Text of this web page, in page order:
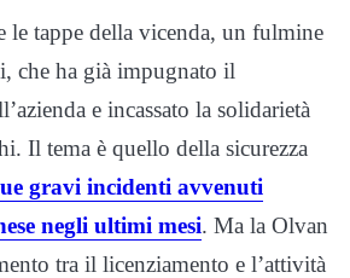
le tappe della vicenda, un fulmine
che ha già impugnato il
e incassato la solidarietà
Il tema è quello della sicurezza
gravi incidenti avvenuti
negli ultimi mesi. Ma la Olvan
tra il licenziamento e l’attività